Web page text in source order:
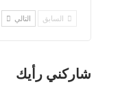
السابق التالي
شاركني رأيك